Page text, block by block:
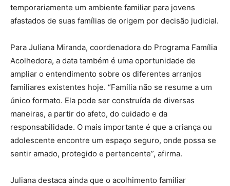
temporariamente um ambiente familiar para jovens
afastados de suas famílias de origem por decisão judicial.
Para Juliana Miranda, coordenadora do Programa Família
Acolhedora, a data também é uma oportunidade de
ampliar o entendimento sobre os diferentes arranjos
familiares existentes hoje. “Família não se resume a um
único formato. Ela pode ser construída de diversas
maneiras, a partir do afeto, do cuidado e da
responsabilidade. O mais importante é que a criança ou
adolescente encontre um espaço seguro, onde possa se
sentir amado, protegido e pertencente”, afirma.
Juliana destaca ainda que o acolhimento familiar